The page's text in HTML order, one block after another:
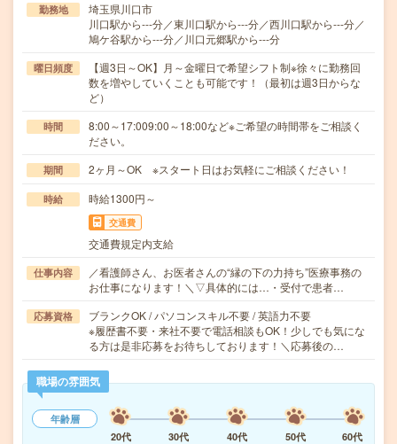
勤務地
埼玉県川口市
川口駅から---分／東川口駅から---分／西川口駅から---分／
鳩ケ谷駅から---分／川口元郷駅から---分
曜日頻度
【週3日～OK】月～金曜日で希望シフト制※徐々に勤務回
数を増やしていくことも可能です！（最初は週3日からな
ど）
時間
8:00～17:009:00～18:00など※ご希望の時間帯をご相談く
ださい。
期間 2ヶ月～OK ※スタート日はお気軽にご相談ください！
時給 時給1300円～
交通費
交通費規定内支給
仕事内容
／看護師さん、お医者さんの“縁の下の力持ち”医療事務の
お仕事になります！＼▽具体的には…・受付で患者…
応募資格
ブランクOK / パソコンスキル不要 / 英語力不要
※履歴書不要・来社不要で電話相談もOK！少しでも気にな
る方は是非応募をお待ちしております！＼応募後の…
職場の雰囲気
年齢層
20代
30代 40代 50代
60代